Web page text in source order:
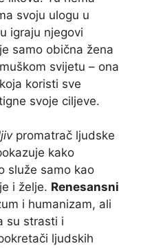
svoju ulogu u
igraju njegovi
samo obična žena
svijetu – ona
koristi sve
svoje ciljeve.
promatrač ljudske
kako
služe samo kao
i želje. Renesansni
i humanizam, ali
su strasti i
ljudskih